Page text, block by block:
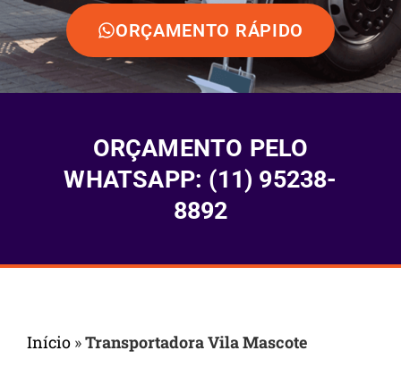
ORÇAMENTO RÁPIDO
ORÇAMENTO PELO
WHATSAPP: (11) 95238-
8892
Início »Transportadora Vila Mascote